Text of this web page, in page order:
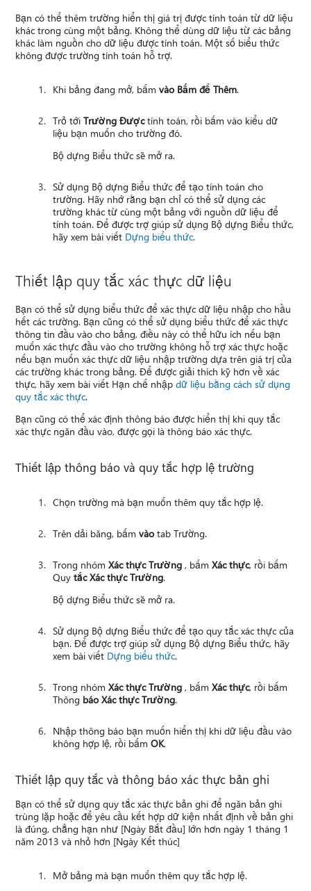
Bạn có thể thêm trường hiển thị giá trị được tính toán từ dữ liệu
khác trong cùng một bảng. Không thể dùng dữ liệu từ các bảng
khác làm nguồn cho dữ liệu được tính toán. Một số biểu thức
không được trường tính toán hỗ trợ.
Khi bảng đang mở, bấmvào Bấm để Thêm.
Trỏ tớiTrường Đượctính toán, rồi bấm vào kiểu dữ
liệu bạn muốn cho trường đó.
Bộ dựng Biểu thức sẽ mở ra.
Sử dụng Bộ dựng Biểu thức để tạo tính toán cho
trường. Hãy nhớ rằng bạn chỉ có thể sử dụng các
trường khác từ cùng một bảng với nguồn dữ liệu để
tính toán. Để được trợ giúp sử dụng Bộ dựng Biểu thức,
hãy xem bài viết Dựng biểu thức.
Thiết lập quy tắc xác thực dữ liệu
Bạn có thể sử dụng biểu thức để xác thực dữ liệu nhập cho hầu
hết các trường. Bạn cũng có thể sử dụng biểu thức để xác thực
thông tin đầu vào cho bảng, điều này có thể hữu ích nếu bạn
muốn xác thực đầu vào cho trường không hỗ trợ xác thực hoặc
nếu bạn muốn xác thực dữ liệu nhập trường dựa trên giá trị của
các trường khác trong bảng. Để được giải thích kỹ hơn về xác
thực, hãy xem bài viết Hạn chế nhậpdữ liệu bằng cách sử dụng
quy tắc xác thực.
Bạn cũng có thể xác định thông báo được hiển thị khi quy tắc
xác thực ngăn đầu vào, được gọi là thông báo xác thực.
Thiết lập thông báo và quy tắc hợp lệ trường
Chọn trường mà bạn muốn thêm quy tắc hợp lệ.
Trên dải băng, bấmvào tab Trường.
Trong nhómXác thực Trường , bấmXác thực, rồi bấm
Quytắc Xác thực Trường.
Bộ dựng Biểu thức sẽ mở ra.
Sử dụng Bộ dựng Biểu thức để tạo quy tắc xác thực của
bạn. Để được trợ giúp sử dụng Bộ dựng Biểu thức, hãy
xem bài viết Dựng biểu thức.
Trong nhómXác thực Trường , bấmXác thực, rồi bấm
Thông báo Xác thực Trường.
Nhập thông báo bạn muốn hiển thị khi dữ liệu đầu vào
không hợp lệ, rồi bấmOK.
Thiết lập quy tắc và thông báo xác thực bản ghi
Bạn có thể sử dụng quy tắc xác thực bản ghi để ngăn bản ghi
trùng lặp hoặc để yêu cầu kết hợp dữ kiện nhất định về bản ghi
là đúng, chẳng hạn như [Ngày Bắt đầu] lớn hơn ngày 1 tháng 1
năm 2013 và nhỏ hơn [Ngày Kết thúc]
Mở bảng mà bạn muốn thêm quy tắc hợp lệ.